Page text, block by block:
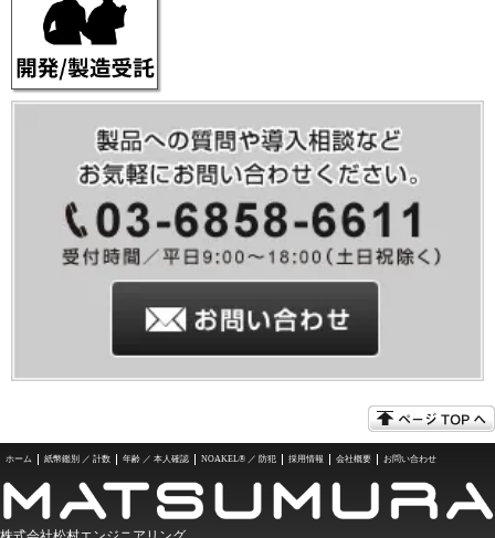
ホーム 紙幣鑑別 ／ 計数 年齢 ／ 本人確認 NOAKEL® ／ 防犯 採用情報 会社概要 お問い合わせ